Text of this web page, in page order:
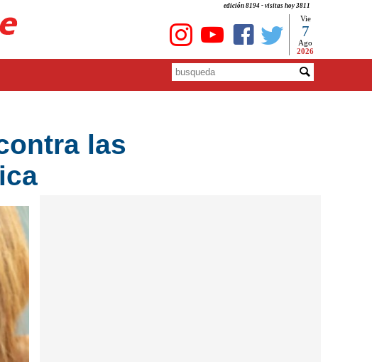
edición 8194 - visitas hoy 3811
Vie
7
Ago
2026
las